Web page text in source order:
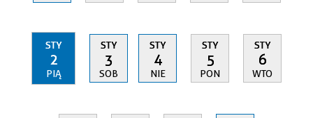
STY
2
PIĄ
STY
3
SOB
STY
4
NIE
STY
5
PON
STY
6
WTO